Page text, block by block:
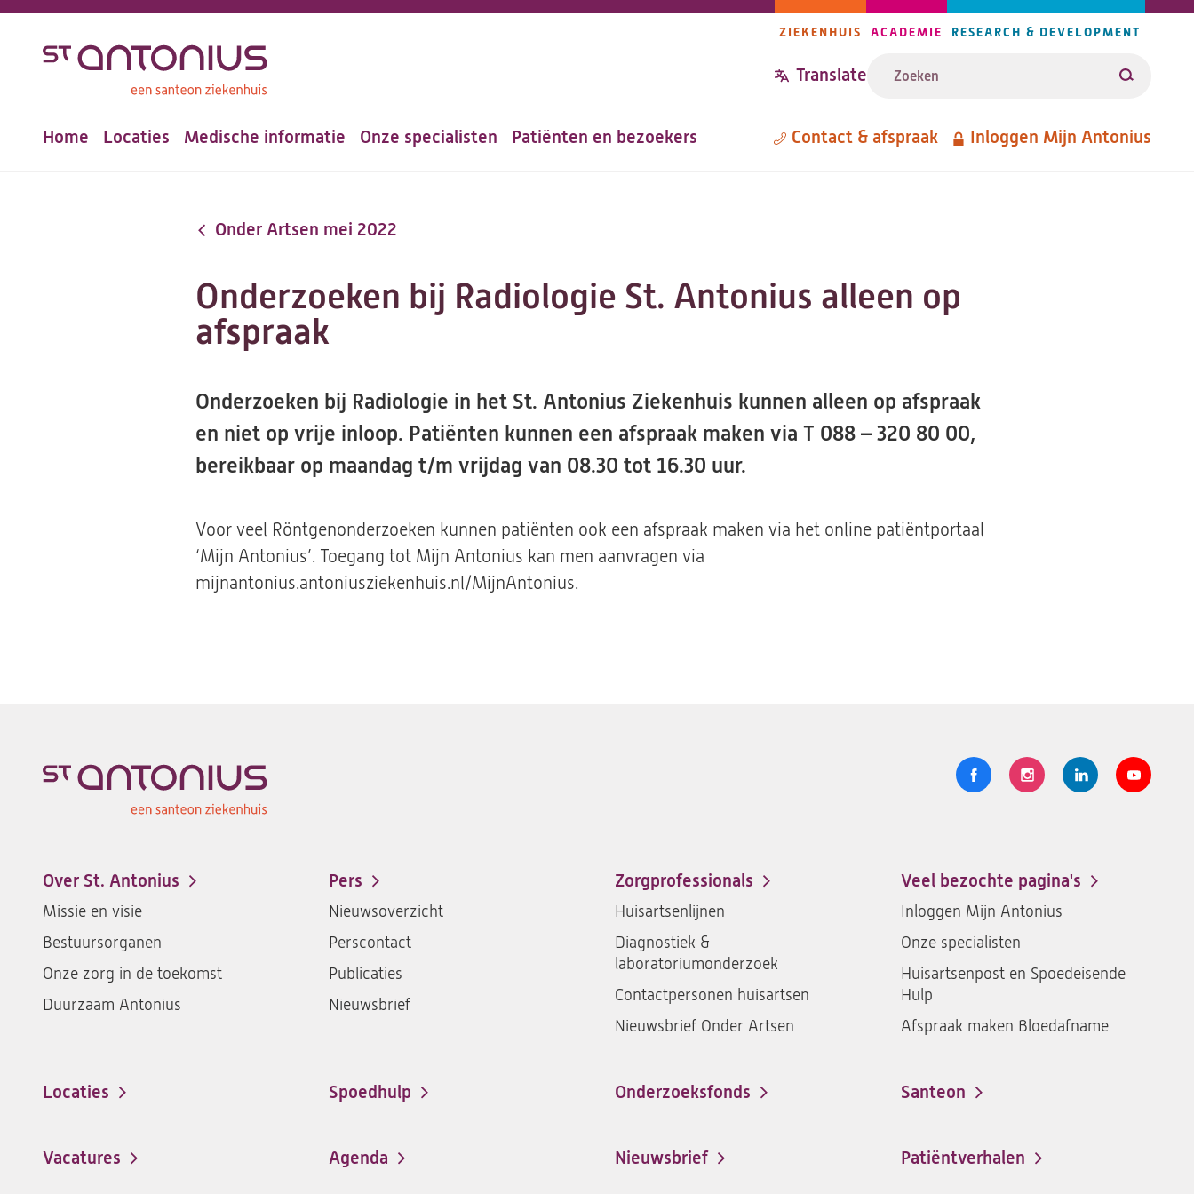
inhoud
navigatie
ZIEKENHUIS ACADEMIE RESEARCH & DEVELOPMENT
Translate Zoeken
Hoofdnavigatie
Home Locaties Medische informatie Onze specialisten Patiënten en bezoekers Metanavigatie
Contact & afspraak Inloggen Mijn Antonius
Onder Artsen mei 2022
Onderzoeken bij Radiologie St. Antonius alleen op
afspraak
Onderzoeken bij Radiologie in het St. Antonius Ziekenhuis kunnen alleen op afspraak
en niet op vrije inloop. Patiënten kunnen een afspraak maken via T 088 – 320 80 00,
bereikbaar op maandag t/m vrijdag van 08.30 tot 16.30 uur.
Voor veel Röntgenonderzoeken kunnen patiënten ook een afspraak maken via het online patiëntportaal
‘Mijn Antonius’. Toegang tot Mijn Antonius kan men aanvragen via
mijnantonius.antoniusziekenhuis.nl/MijnAntonius.
Volg
Logo
santeon
ziekenhuis
op
Facebook
Logo
santeon
ziekenhuis
Instagram
Logo
santeon
LinkedIn
Logo
Footer-
menu
Over St. Antonius
Missie en visie
Bestuursorganen
Onze zorg in de toekomst
Duurzaam Antonius
Pers
Nieuwsoverzicht
Perscontact
Publicaties
Nieuwsbrief
Zorgprofessionals
Huisartsenlijnen
Diagnostiek &
laboratoriumonderzoek
Contactpersonen huisartsen
Nieuwsbrief Onder Artsen
Veel bezochte pagina's
Inloggen Mijn Antonius
Onze specialisten
Huisartsenpost en Spoedeisende
Hulp
Afspraak maken Bloedafname
Locaties Spoedhulp Onderzoeksfonds Santeon
(opent
een
Vacatures
(opent
Agenda Nieuwsbrief Patiëntverhalen